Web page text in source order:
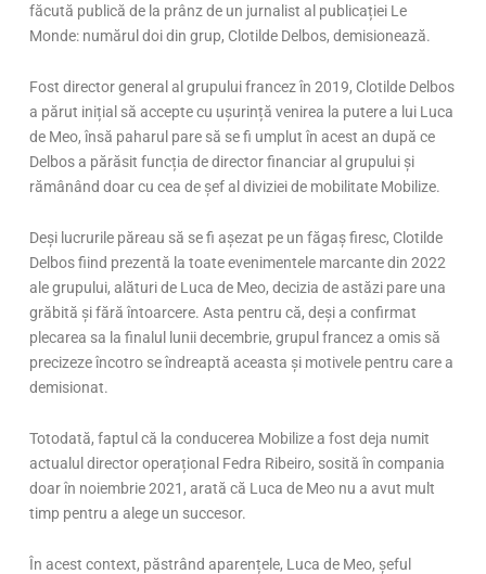
făcută publică de la prânz de un jurnalist al publicației Le
Monde: numărul doi din grup, Clotilde Delbos, demisionează.
Fost director general al grupului francez în 2019, Clotilde Delbos
a părut inițial să accepte cu ușurință venirea la putere a lui Luca
de Meo, însă paharul pare să se fi umplut în acest an după ce
Delbos a părăsit funcția de director financiar al grupului și
rămânând doar cu cea de șef al diviziei de mobilitate Mobilize.
Deși lucrurile păreau să se fi așezat pe un făgaș firesc, Clotilde
Delbos fiind prezentă la toate evenimentele marcante din 2022
ale grupului, alături de Luca de Meo, decizia de astăzi pare una
grăbită și fără întoarcere. Asta pentru că, deși a confirmat
plecarea sa la finalul lunii decembrie, grupul francez a omis să
precizeze încotro se îndreaptă aceasta și motivele pentru care a
demisionat.
Totodată, faptul că la conducerea Mobilize a fost deja numit
actualul director operațional Fedra Ribeiro, sosită în compania
doar în noiembrie 2021, arată că Luca de Meo nu a avut mult
timp pentru a alege un succesor.
În acest context, păstrând aparențele, Luca de Meo, șeful